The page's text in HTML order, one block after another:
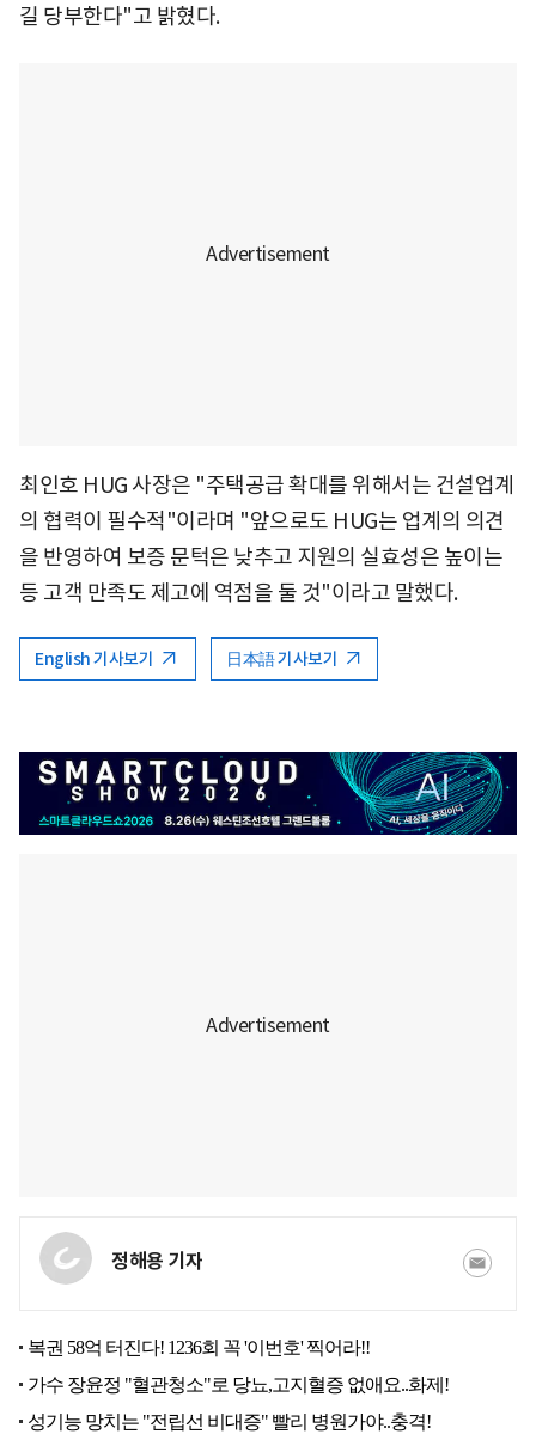
길 당부한다"고 밝혔다.
최인호 HUG 사장은 "주택공급 확대를 위해서는 건설업계
의 협력이 필수적"이라며 "앞으로도 HUG는 업계의 의견
을 반영하여 보증 문턱은 낮추고 지원의 실효성은 높이는
등 고객 만족도 제고에 역점을 둘 것"이라고 말했다.
English 기사보기 日本語 기사보기
정해용 기자